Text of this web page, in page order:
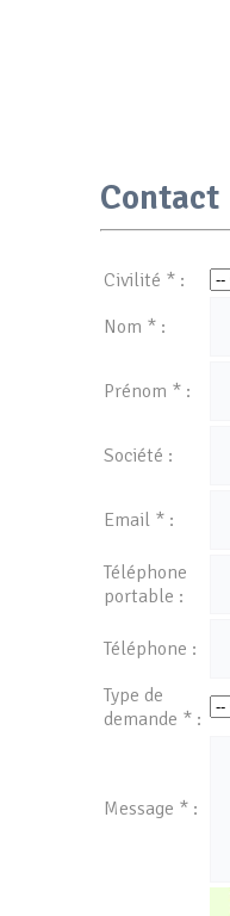
Contact
Civilité * :
Nom * :
Prénom * :
Société :
Email * :
Téléphone
portable :
Téléphone :
Type de
demande * :
Message * :